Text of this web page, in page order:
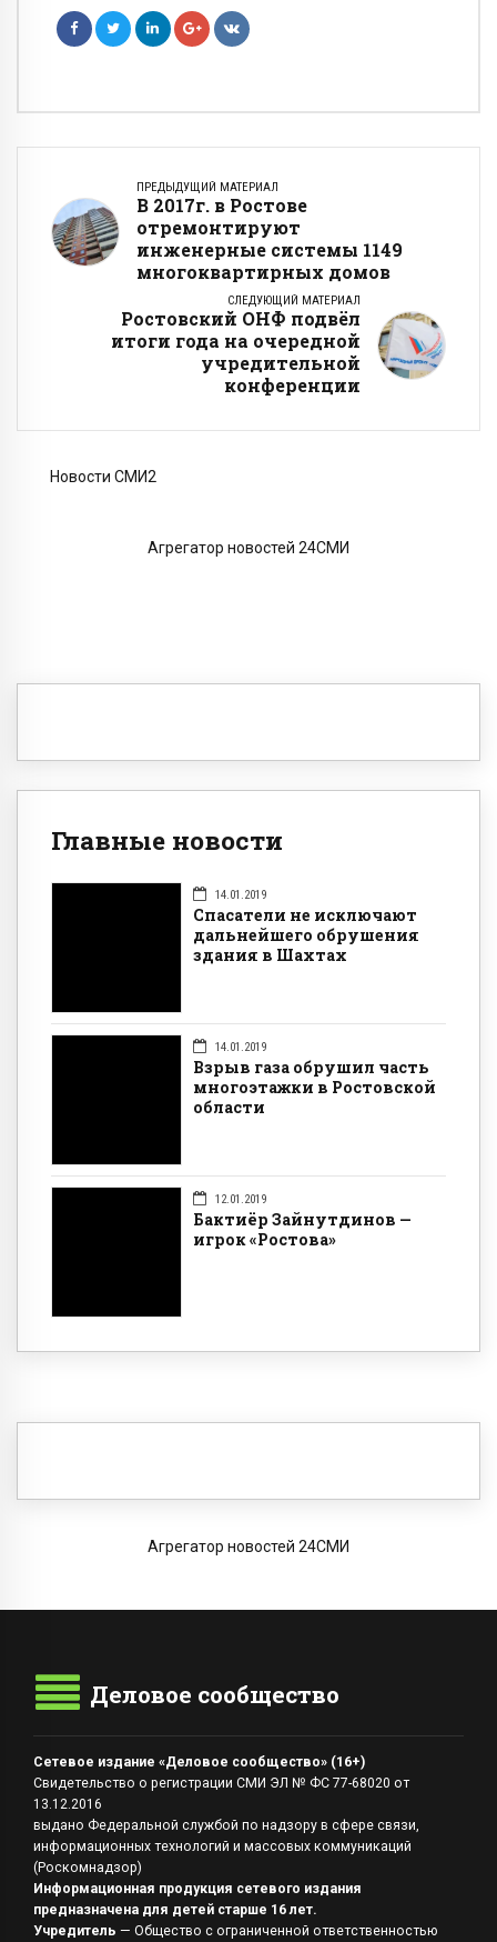
ПРЕДЫДУЩИЙ МАТЕРИАЛ
В 2017г. в Ростове
отремонтируют
инженерные системы 1149
многоквартирных домов
СЛЕДУЮЩИЙ МАТЕРИАЛ
Ростовский ОНФ подвёл
итоги года на очередной
учредительной
конференции
Новости СМИ2
Агрегатор новостей 24СМИ
Главные новости
14.01.2019
Спасатели не исключают
дальнейшего обрушения
здания в Шахтах
14.01.2019
Взрыв газа обрушил часть
многоэтажки в Ростовской
области
12.01.2019
Бактиёр Зайнутдинов —
игрок «Ростова»
Агрегатор новостей 24СМИ
Деловое сообщество
Сетевое издание «Деловое сообщество» (16+)
Свидетельство о регистрации СМИ ЭЛ № ФС 77-68020 от
13.12.2016
выдано Федеральной службой по надзору в сфере связи,
информационных технологий и массовых коммуникаций
(Роскомнадзор)
Информационная продукция сетевого издания
предназначена для детей старше 16 лет.
Учредитель — Общество с ограниченной ответственностью